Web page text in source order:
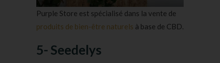
Purple Store est spécialisé dans la vente de
produits de bien-être naturels à base de CBD.
5- Seedelys